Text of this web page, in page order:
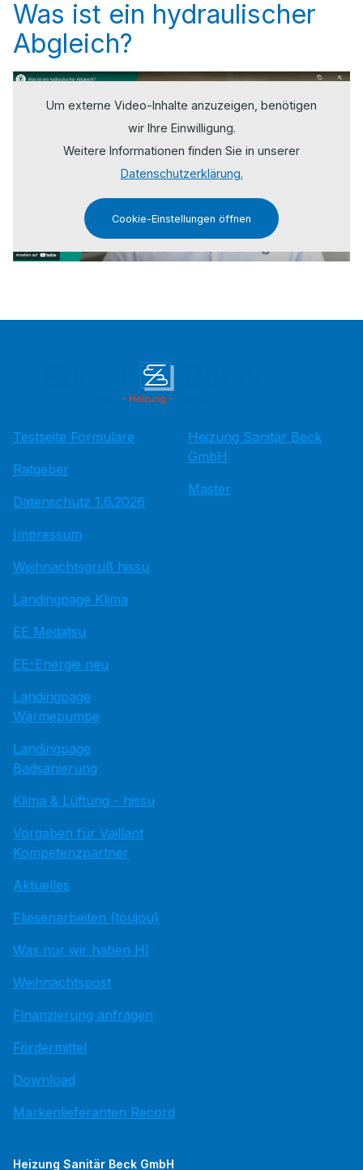
Was ist ein hydraulischer
Abgleich?
Um externe Video-Inhalte anzuzeigen, benötigen
wir Ihre Einwilligung.
Weitere Informationen finden Sie in unserer
Datenschutzerklärung.
Cookie-Einstellungen öffnen
Testseite Formulare
Ratgeber
Datenschutz 1.6.2026
Impressum
Weihnachtsgruß hissu
Landingpage Klima
EE Medatsu
EE-Energie neu
Landingpage
Wärmepumpe
Landingpage
Badsanierung
Klima & Lüftung - hissu
Vorgaben für Vaillant
Kompetenzpartner
Aktuelles
Fliesenarbeiten (toujou)
Was nur wir haben HI
Weihnachtspost
Finanzierung anfragen
Fördermittel
Download
Markenlieferanten Record
Heizung Sanitär Beck
GmbH
Master
Heizung Sanitär Beck GmbH